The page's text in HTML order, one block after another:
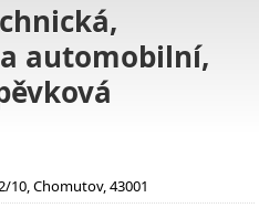
automobilní,
10, Chomutov, 43001